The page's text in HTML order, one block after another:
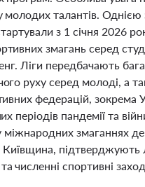
талантів. Однією
з 1 січня 2026
змагань серед
Ліги передбачають
руху серед молоді, а
федерацій, зокрема
періодів пандемії та
у міжнародних змаганнях
Київщина,
численні спортивні